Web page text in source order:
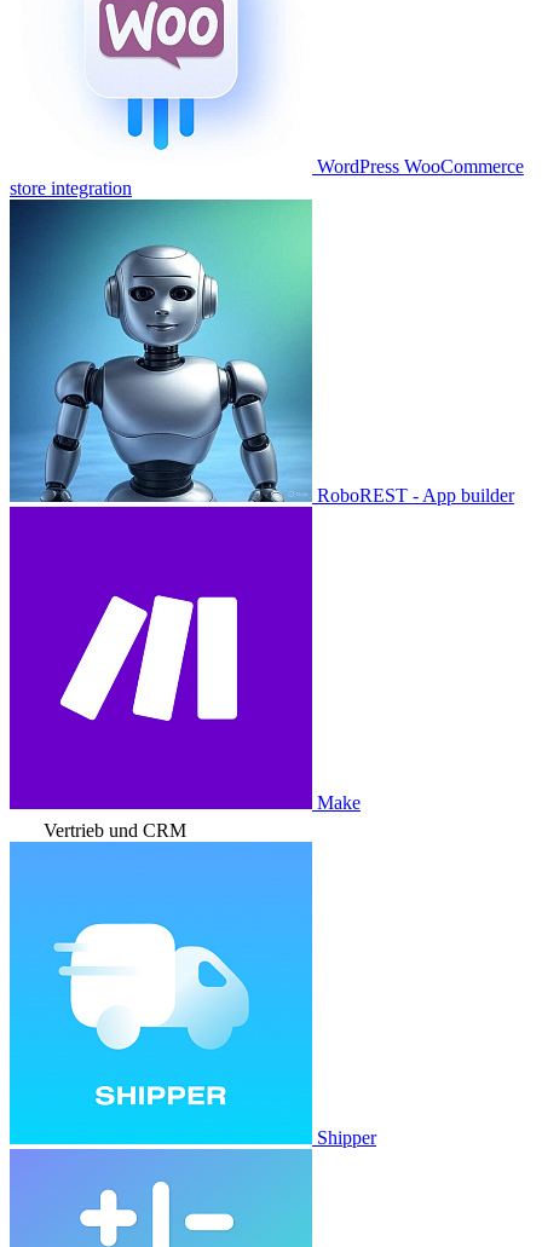
WordPress WooCommerce
store integration
RoboREST - App builder
Make
Vertrieb und CRM
Shipper